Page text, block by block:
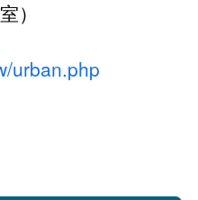
題
）
urban.php